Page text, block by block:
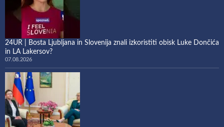
24UR | Bosta Ljubljana in Slovenija znali izkoristiti obisk Luke Dončića
in LA Lakersov?
07.08.2026